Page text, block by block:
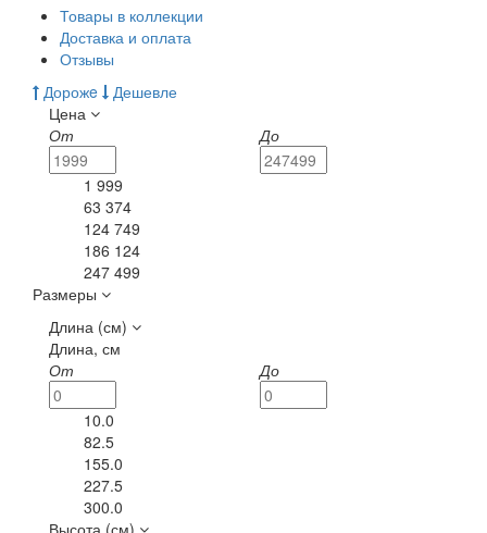
Товары в коллекции
Доставка и оплата
Отзывы
Дорожe
Дешевле
Цена
От
До
1 999
63 374
124 749
186 124
247 499
Размеры
Длина (см)
Длина, см
От
До
10.0
82.5
155.0
227.5
300.0
Высота (см)